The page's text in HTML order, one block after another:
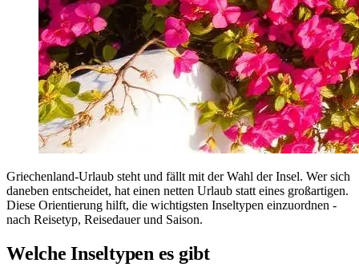
Griechenland-Urlaub steht und fällt mit der Wahl der Insel. Wer sich
daneben entscheidet, hat einen netten Urlaub statt eines großartigen.
Diese Orientierung hilft, die wichtigsten Inseltypen einzuordnen -
nach Reisetyp, Reisedauer und Saison.
Welche Inseltypen es gibt